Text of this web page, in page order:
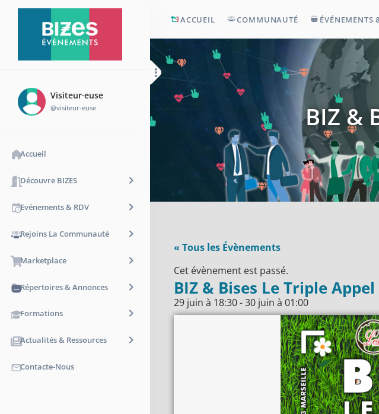
Visiteur·euse
@visiteur-euse
Accueil
Découvre BIZES
Evénements & RDV
Rejoins La Communauté
Marketplace
Répertoires & Annonces
Formations
Actualités & Ressources
Contacte-Nous
ACCUEIL COMMUNAUTÉ ÉVÉNEMENTS
BIZ &
« Tous les Évènements
Cet évènement est passé.
BIZ & Bises Le Triple Appel
29 juin à 18:30 -30 juin à01:00